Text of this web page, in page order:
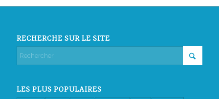
RECHERCHE SUR LE SITE
LES PLUS POPULAIRES